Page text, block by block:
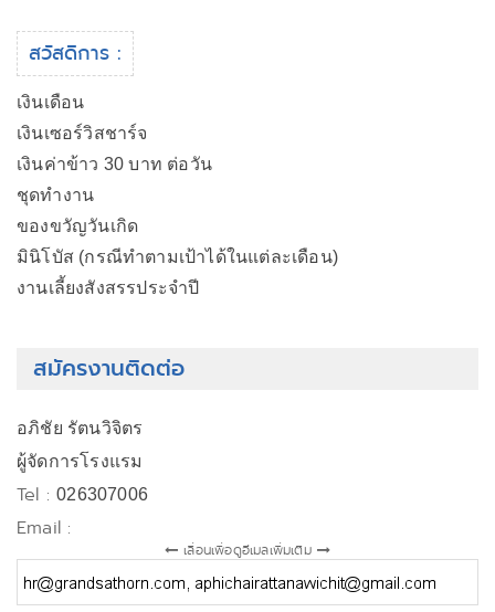
สวัสดิการ :
เงินเดือน
เงินเซอร์วิสชาร์จ
เงินค่าข้าว 30 บาท ต่อวัน
ชุดทำงาน
ของขวัญวันเกิด
มินิโบัส (กรณีทำตามเป้าได้ในแต่ละเดือน)
งานเลี้ยงสังสรรประจำปี
สมัครงานติดต่อ
อภิชัย รัตนวิจิตร
ผู้จัดการโรงแรม
Tel :026307006
Email :
เลื่อนเพื่อดูอีเมลเพิ่มเติม